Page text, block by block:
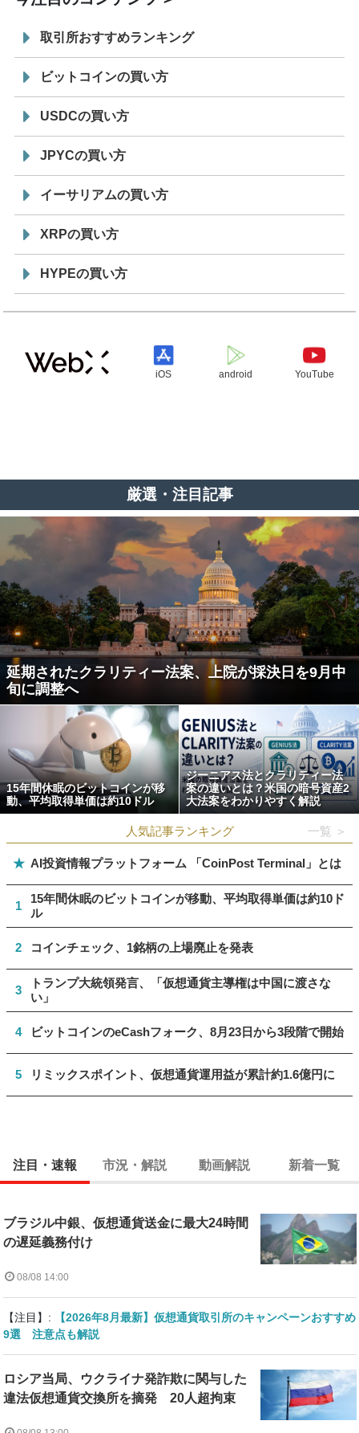
取引所おすすめランキング
ビットコインの買い方
USDCの買い方
JPYCの買い方
イーサリアムの買い方
XRPの買い方
HYPEの買い方
iOS android YouTube
厳選・注目記事
延期されたクラリティー法案、上院が採決日を9月中
旬に調整へ
15年間休眠のビットコインが移
動、平均取得単価は約10ドル
ジーニアス法とクラリティー法
案の違いとは？米国の暗号資産2
大法案をわかりやすく解説
人気記事ランキング 一覧 ＞
★ AI投資情報プラットフォーム 「CoinPost Terminal」とは
1
15年間休眠のビットコインが移動、平均取得単価は約10ド
ル
2 コインチェック、1銘柄の上場廃止を発表
3
トランプ大統領発言、「仮想通貨主導権は中国に渡さな
い」
4 ビットコインのeCashフォーク、8月23日から3段階で開始
5 リミックスポイント、仮想通貨運用益が累計約1.6億円に
注目・速報 市況・解説 動画解説 新着一覧
ブラジル中銀、仮想通貨送金に最大24時間
の遅延義務付け
08/08 14:00
【注目】:
【2026年8月最新】仮想通貨取引所のキャンペーンおすすめ
9選 注意点も解説
ロシア当局、ウクライナ発詐欺に関与した
違法仮想通貨交換所を摘発 20人超拘束